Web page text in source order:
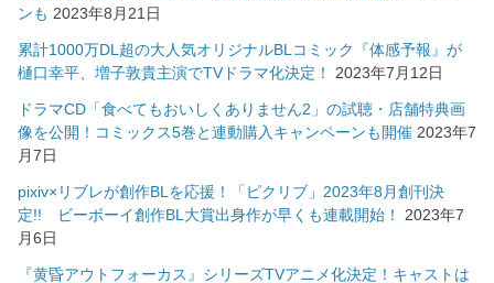
ンも 2023年8月21日
累計1000万DL超の大人気オリジナルBLコミック『体感予報』が
樋口幸平、増子敦貴主演でTVドラマ化決定！
2023年7月12日
ドラマCD「食べてもおいしくありません2」の試聴・店舗特典画
像を公開！コミックス5巻と連動購入キャンペーンも開催 2023年7
月7日
pixiv×リブレが創作BLを応援！「ピクリブ」2023年8月創刊決
定!! ビーボーイ創作BL大賞出身作が早くも連載開始！
2023年7
月6日
『黄昏アウトフォーカス』シリーズTVアニメ化決定！キャストは